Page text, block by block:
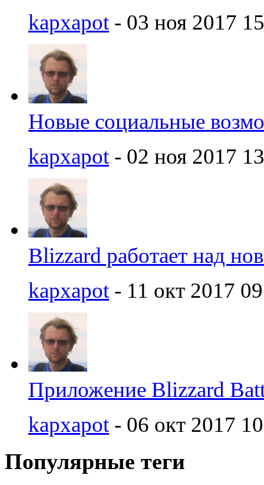
kapxapot - 03 ноя 2017
Новые социальные
kapxapot - 02 ноя 2017
Blizzard работает над
kapxapot - 11 окт 2017
Приложение Blizzard
kapxapot - 06 окт 2017
Популярные теги